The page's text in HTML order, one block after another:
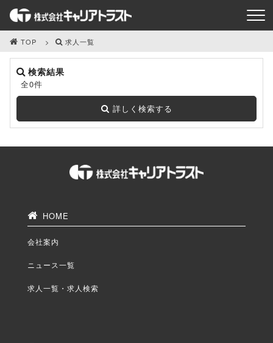
TOP 求人一覧
検索結果
全0件
詳しく検索する
HOME
会社案内
ニュース一覧
求人一覧・求人検索